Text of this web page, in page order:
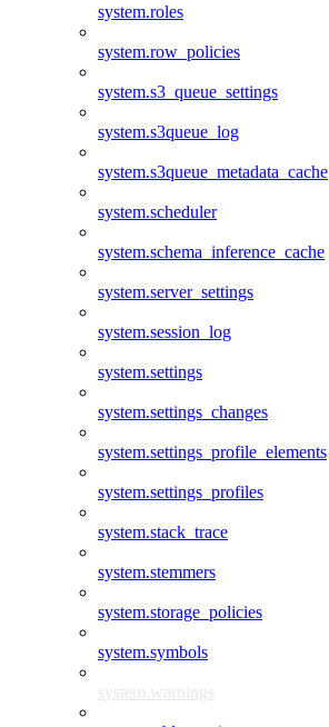
system.roles
system.row_policies
system.s3_queue_settings
system.s3queue_log
system.s3queue_metadata_cache
system.scheduler
system.schema_inference_cache
system.server_settings
system.session_log
system.settings
system.settings_changes
system.settings_profile_elements
system.settings_profiles
system.stack_trace
system.stemmers
system.storage_policies
system.symbols
system.warnings